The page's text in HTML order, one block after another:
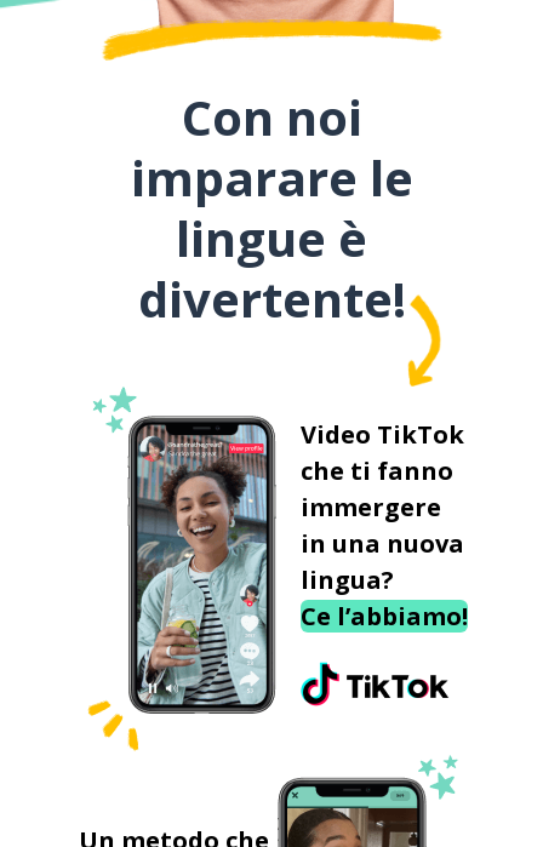
Con noi
imparare le
lingue è
divertente!
Video TikTok
che ti fanno
immergere
in una nuova
lingua?
Ce l’abbiamo!
Un metodo che